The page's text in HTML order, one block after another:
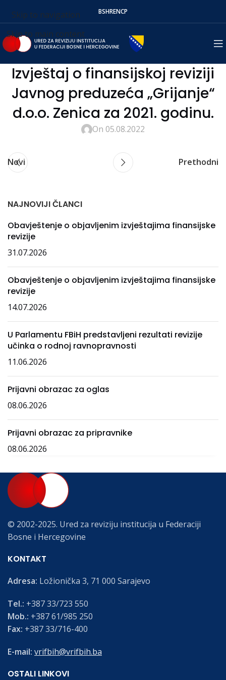
Skip to navigation
Skip to main content
BSHRENСР
Izvještaj o finansijskoj reviziji
Javnog preduzeća „Grijanje“
d.o.o. Zenica za 2021. godinu.
On 05.08.2022
Novi Prethodni
NAJNOVIJI ČLANCI
Obavještenje o objavljenim izvještajima finansijske
revizije
31.07.2026
Obavještenje o objavljenim izvještajima finansijske
revizije
14.07.2026
U Parlamentu FBiH predstavljeni rezultati revizije
učinka o rodnoj ravnopravnosti
11.06.2026
Prijavni obrazac za oglas
08.06.2026
Prijavni obrazac za pripravnike
08.06.2026
© 2002-2025. Ured za reviziju institucija u Federaciji
Bosne i Hercegovine
KONTAKT
Adresa: Ložionička 3, 71 000 Sarajevo
Tel.: +387 33/723 550
Mob.: +387 61/985 250
Fax: +387 33/716-400
E-mail: vrifbih@vrifbih.ba
OSTALI LINKOVI